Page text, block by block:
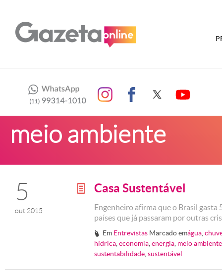
meio ambiente
5
out 2015
g Casa Sustentável
Engenheiro afirma que o Brasil gasta
países que já passaram por outras
# Em Entrevistas Marcado emágua ,
hídrica economia energia meio ambiente
sustentabilidade sustentável